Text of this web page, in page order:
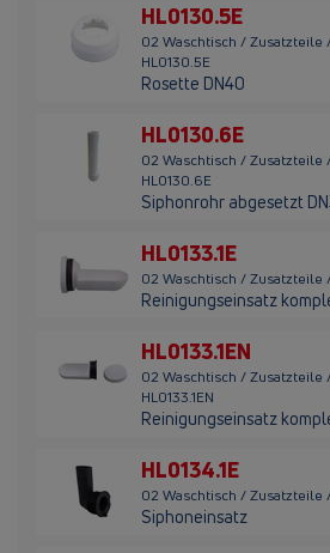
HL0130.5E
02 Waschtisch /
HL0130.5E
Rosette DN40
HL0130.6E
02 Waschtisch /
HL0130.6E
Siphonrohr abgesetzt
HL0133.1E
02 Waschtisch / Zusatzteile
Reinigungseinsatz
HL0133.1EN
02 Waschtisch /
HL0133.1EN
Reinigungseinsatz
HL0134.1E
02 Waschtisch / Zusatzteile
Siphoneinsatz